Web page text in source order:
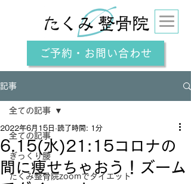
ご予約・お問い合わせ
記事
全ての記事
ぎっくり腰
たくみ整骨院zoomでダイエット
全ての記事
6.15(水)21:15コロナの
間に痩せちゃおう！ズーム
2022年6月15日 読了時間: 1分